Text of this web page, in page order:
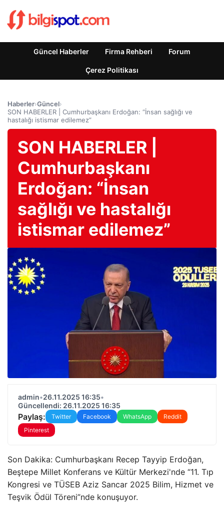
Güncel Haberler Firma Rehberi Forum
Çerez Politikası
Haberler›Güncel›
SON HABERLER | Cumhurbaşkanı Erdoğan: “İnsan sağlığı ve
hastalığı istismar edilemez”
SON HABERLER |
Cumhurbaşkanı
Erdoğan: “İnsan
sağlığı ve hastalığı
istismar edilemez”
admin•26.11.2025 16:35•
Güncellendi: 26.11.2025 16:35
Paylaş: Twitter Facebook WhatsApp
Reddit
Pinterest
Son Dakika: Cumhurbaşkanı Recep Tayyip Erdoğan,
Beştepe Millet Konferans ve Kültür Merkezi'nde “11. Tıp
Kongresi ve TÜSEB Aziz Sancar 2025 Bilim, Hizmet ve
Teşvik Ödül Töreni”nde konuşuyor.